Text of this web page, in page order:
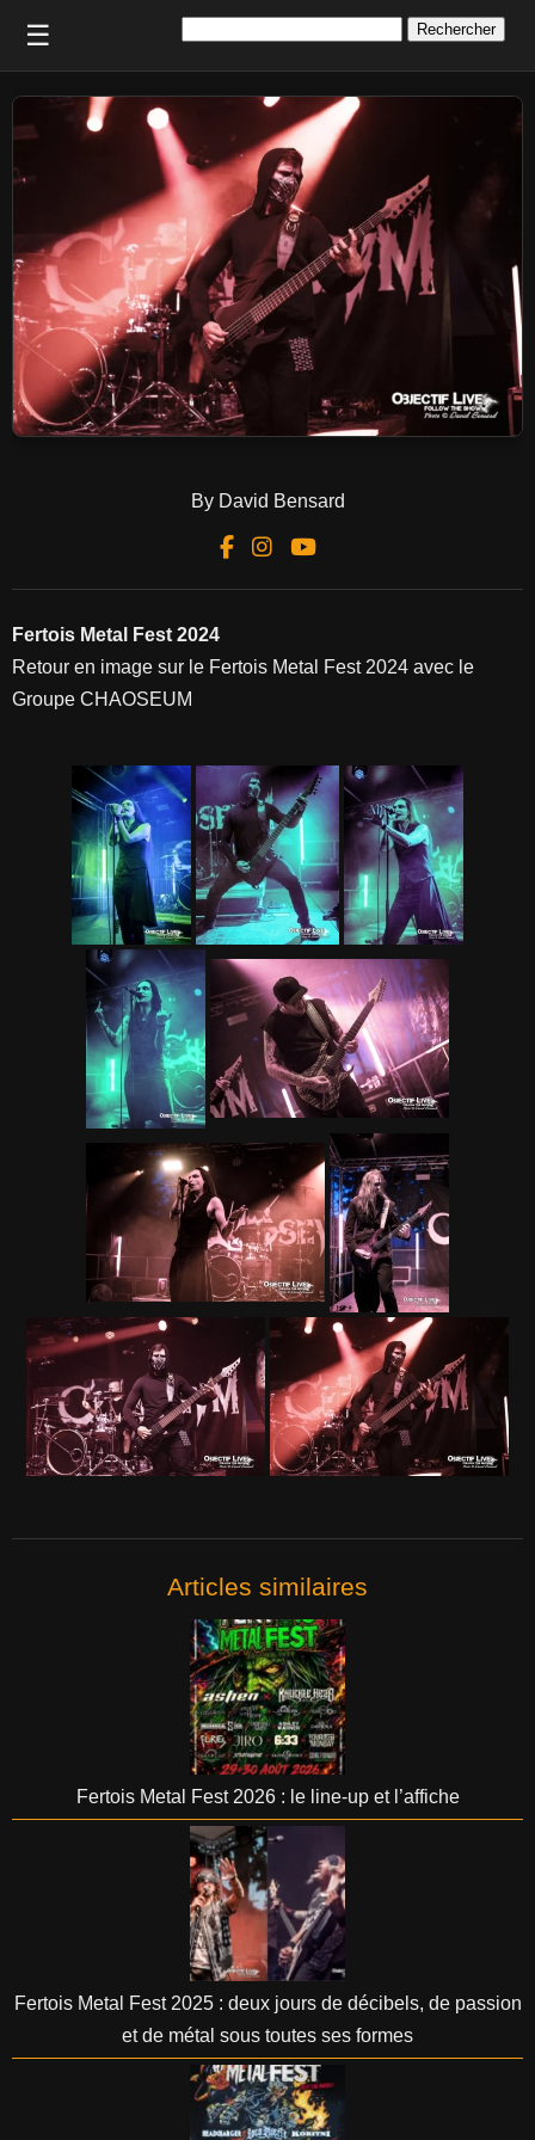
☰
By David Bensard
Fertois Metal Fest 2024
Retour en image sur le Fertois Metal Fest 2024 avec le
Groupe CHAOSEUM
Articles similaires
Fertois Metal Fest 2026 : le line-up et l’affiche
Fertois Metal Fest 2025 : deux jours de décibels, de passion
et de métal sous toutes ses formes